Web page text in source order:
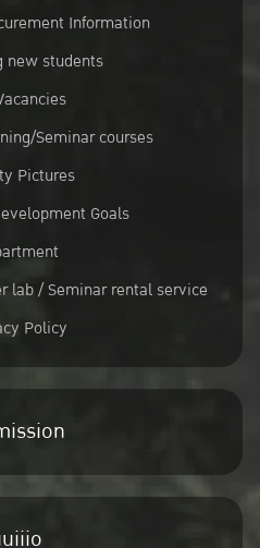
Information
new students
Seminar courses
Pictures
Goals
lab / Seminar rental service
Policy